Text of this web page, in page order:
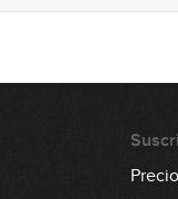
Precio